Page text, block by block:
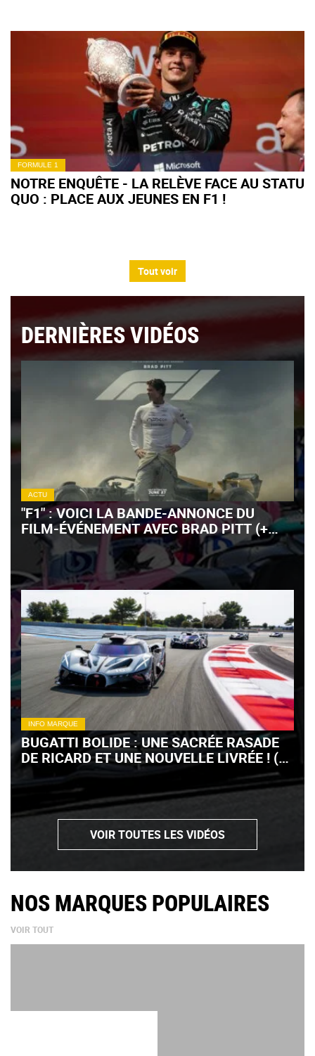
FORMULE 1
NOTRE ENQUÊTE - LA RELÈVE FACE AU STATU
QUO : PLACE AUX JEUNES EN F1 !
Tout voir
DERNIÈRES VIDÉOS
ACTU
"F1" : VOICI LA BANDE-ANNONCE DU
FILM-ÉVÉNEMENT AVEC BRAD PITT (+
VIDÉO)
INFO MARQUE
BUGATTI BOLIDE : UNE SACRÉE RASADE
DE RICARD ET UNE NOUVELLE LIVRÉE ! (+
VIDÉO)
VOIR TOUTES LES VIDÉOS
NOS MARQUES POPULAIRES
VOIR TOUT